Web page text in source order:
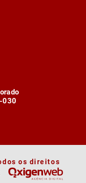
030
os direitos